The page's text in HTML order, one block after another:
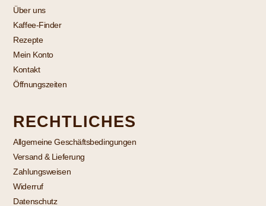
Über uns
Kaffee-Finder
Rezepte
Mein Konto
Kontakt
Öffnungszeiten
RECHTLICHES
Allgemeine Geschäftsbedingungen
Versand & Lieferung
Zahlungsweisen
Widerruf
Datenschutz